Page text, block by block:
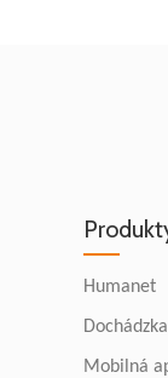
Humanet
Dochádzka
Mobilná